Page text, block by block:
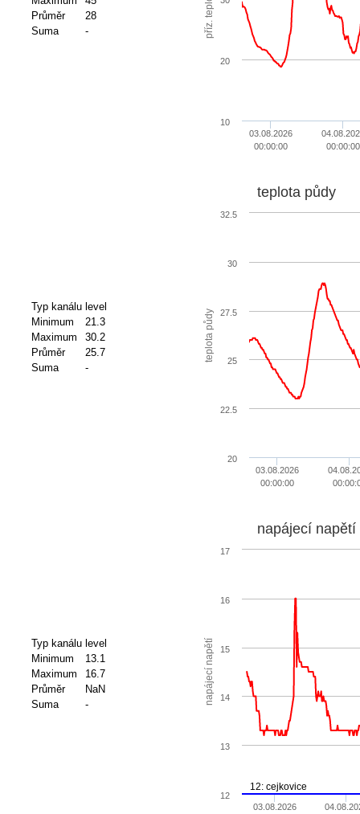
Průměr
28
Suma
-
03.08.2026
00:00:00
00:00:00
10
20
Typ kanálu level
Minimum
21.3
Maximum
30.2
Průměr
25.7
Suma
-
teplota půdy
teplota půdy
03.08.2026
00:00:00
20
30
22.5
25
27.5
32.5
Typ kanálu level
Minimum
13.1
Maximum
16.7
Průměr
NaN
Suma
- napájecí napětí
napájecí napětí
12: cejkovice
03.08.2026
12
13
14
15
16
17